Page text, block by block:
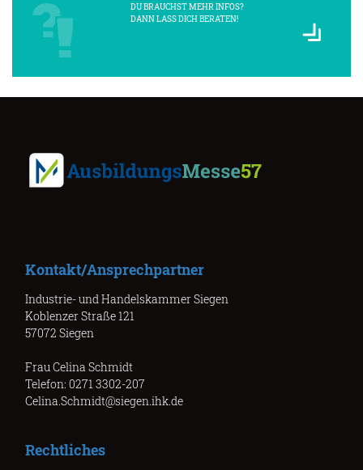
DU BRAUCHST MEHR INFOS?
DANN LASS DICH BERATEN!
Kontakt/Ansprechpartner
Industrie- und Handelskammer Siegen
Koblenzer Straße 121
57072 Siegen
Frau Celina Schmidt
Telefon: 0271 3302-207
Celina.Schmidt@siegen.ihk.de
Rechtliches